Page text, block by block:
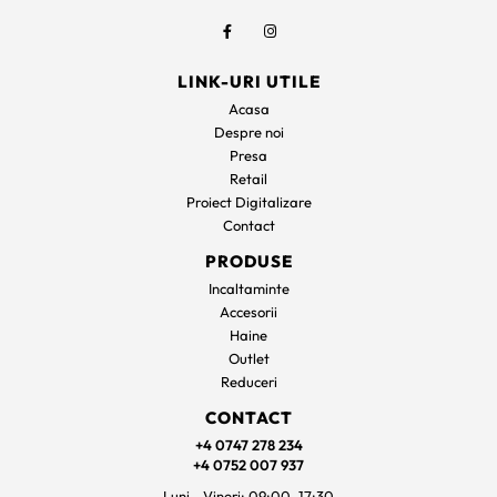
LINK-URI UTILE
Acasa
Despre noi
Presa
Retail
Proiect Digitalizare
Contact
PRODUSE
Incaltaminte
Accesorii
Haine
Outlet
Reduceri
CONTACT
+4 0747 278 234
+4 0752 007 937